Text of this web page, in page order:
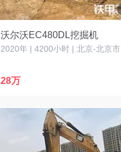
沃尔沃EC480DL挖掘机
2020年 | 4200小时 | 北京-北京市
28万